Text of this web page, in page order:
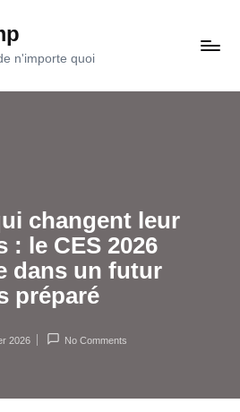
n'importe quoi
changent leur
: le CES 2026
dans un futur
préparé
2026 No Comments